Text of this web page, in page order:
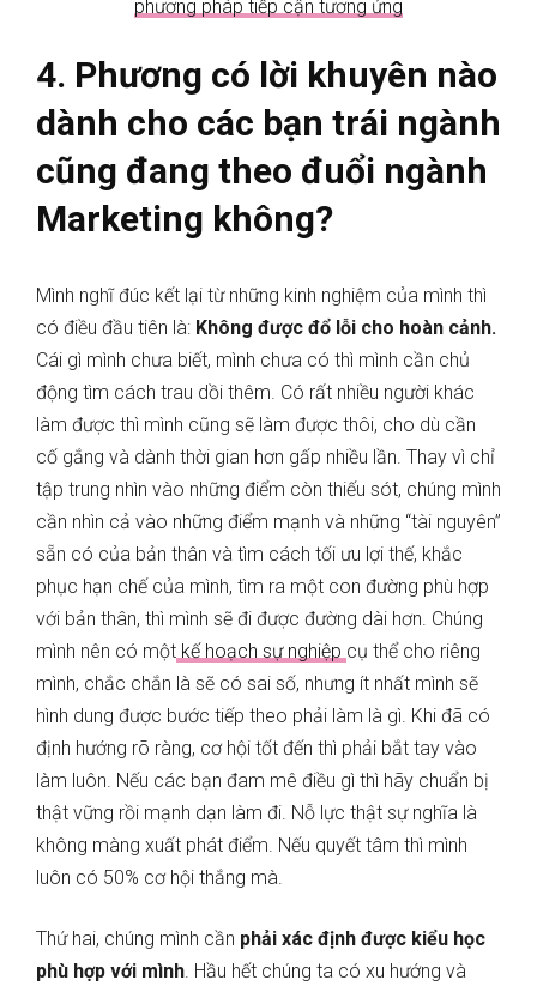
phương pháp tiếp cận tương ứng
4. Phương có lời khuyên nào
dành cho các bạn trái ngành
cũng đang theo đuổi ngành
Marketing không?
Mình nghĩ đúc kết lại từ những kinh nghiệm của mình thì
có điều đầu tiên là: Không được đổ lỗi cho hoàn cảnh.
Cái gì mình chưa biết, mình chưa có thì mình cần chủ
động tìm cách trau dồi thêm. Có rất nhiều người khác
làm được thì mình cũng sẽ làm được thôi, cho dù cần
cố gắng và dành thời gian hơn gấp nhiều lần. Thay vì chỉ
tập trung nhìn vào những điểm còn thiếu sót, chúng mình
cần nhìn cả vào những điểm mạnh và những “tài nguyên”
sẵn có của bản thân và tìm cách tối ưu lợi thế, khắc
phục hạn chế của mình, tìm ra một con đường phù hợp
với bản thân, thì mình sẽ đi được đường dài hơn. Chúng
mình nên có một kế hoạch sự nghiệp cụ thể cho riêng
mình, chắc chắn là sẽ có sai số, nhưng ít nhất mình sẽ
hình dung được bước tiếp theo phải làm là gì. Khi đã có
định hướng rõ ràng, cơ hội tốt đến thì phải bắt tay vào
làm luôn. Nếu các bạn đam mê điều gì thì hãy chuẩn bị
thật vững rồi mạnh dạn làm đi. Nỗ lực thật sự nghĩa là
không màng xuất phát điểm. Nếu quyết tâm thì mình
luôn có 50% cơ hội thắng mà.
Thứ hai, chúng mình cần phải xác định được kiểu học
phù hợp với mình. Hầu hết chúng ta có xu hướng và